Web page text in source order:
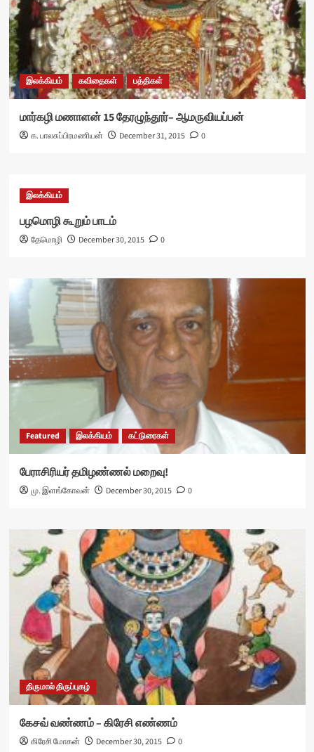
இலக்கியம் கவிதைகள் பத்திகள்
மார்கழி மணாளன் 15 தேரழுந்தூர்– ஆமருவியப்பன்
க. பாலசுப்பிரமணியன் December 31, 2015 0
இலக்கியம்
பழமொழி கூறும் பாடம்
தேமொழி December 30, 2015 0
Featured இலக்கியம் கட்டுரைகள்
பேராசிரியர் தமிழண்ணல் மறைவு!
மு. இளங்கோவன் December 30, 2015 0
திருமால் திருப்புகழ்
கேசவ் வண்ணம் – கிரேசி எண்ணம்
கிரேசி மோகன் December 30, 2015 0